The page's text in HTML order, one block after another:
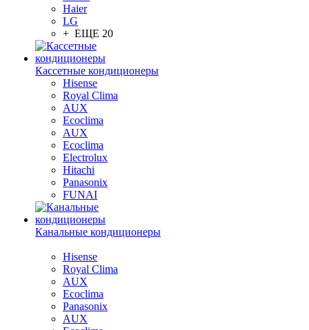
Haier
LG
+ ЕЩЕ 20
Кассетные кондиционеры
Hisense
Royal Clima
AUX
Ecoclima
AUX
Ecoclima
Electrolux
Hitachi
Panasonix
FUNAI
Канальные кондиционеры
Hisense
Royal Clima
AUX
Ecoclima
Panasonix
AUX